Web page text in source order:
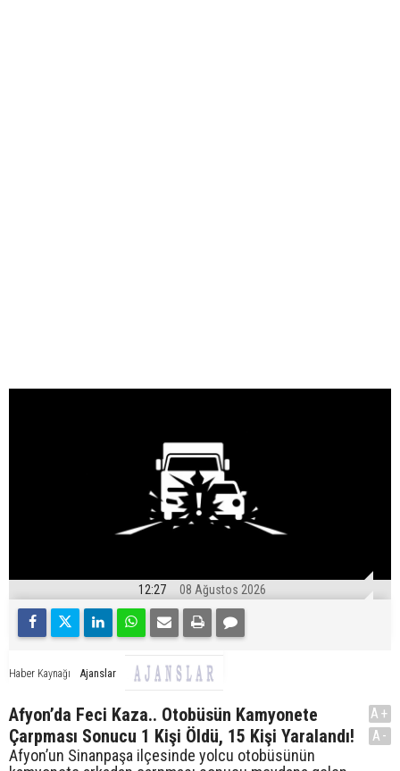
12:27 08 Ağustos 2026
Haber Kaynağı Ajanslar
Afyon’da Feci Kaza.. Otobüsün Kamyonete
Çarpması Sonucu 1 Kişi Öldü, 15 Kişi Yaralandı!
Afyon’un Sinanpaşa ilçesinde yolcu otobüsünün
A+
A-